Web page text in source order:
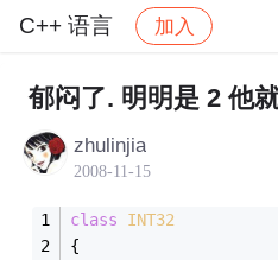
C++ 语言 加入
社区 C++ 语言 帖子
郁闷了. 明明是 2 他
zhulinjia
2008-11-15
class
INT32
{